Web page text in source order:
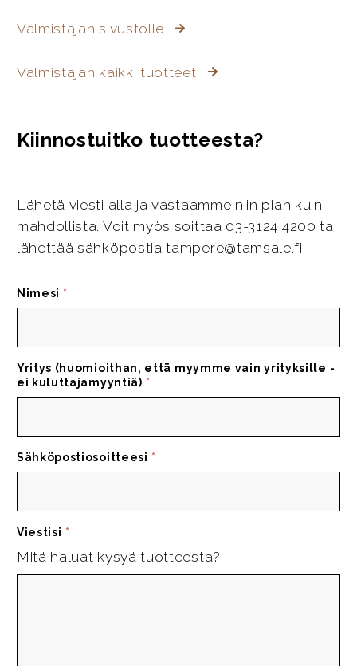
Valmistajan sivustolle
Valmistajan kaikki tuotteet
Kiinnostuitko tuotteesta?
Lähetä viesti alla ja vastaamme niin pian kuin
mahdollista. Voit myös soittaa 03-3124 4200 tai
lähettää sähköpostia tampere@tamsale.fi.
Nimesi *
Yritys (huomioithan, että myymme vain yrityksille -
ei kuluttajamyyntiä) *
Sähköpostiosoitteesi *
Viestisi *
Mitä haluat kysyä tuotteesta?